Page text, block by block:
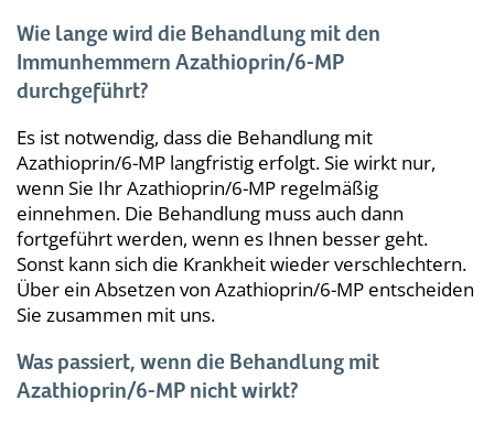
Wie lange wird die Behandlung mit den
Immunhemmern Azathioprin/6-MP
durchgeführt?
Es ist notwendig, dass die Behandlung mit
Azathioprin/6-MP langfristig erfolgt. Sie wirkt nur,
wenn Sie Ihr Azathioprin/6-MP regelmäßig
einnehmen. Die Behandlung muss auch dann
fortgeführt werden, wenn es Ihnen besser geht.
Sonst kann sich die Krankheit wieder verschlechtern.
Über ein Absetzen von Azathioprin/6-MP entscheiden
Sie zusammen mit uns.
Was passiert, wenn die Behandlung mit
Azathioprin/6-MP nicht wirkt?